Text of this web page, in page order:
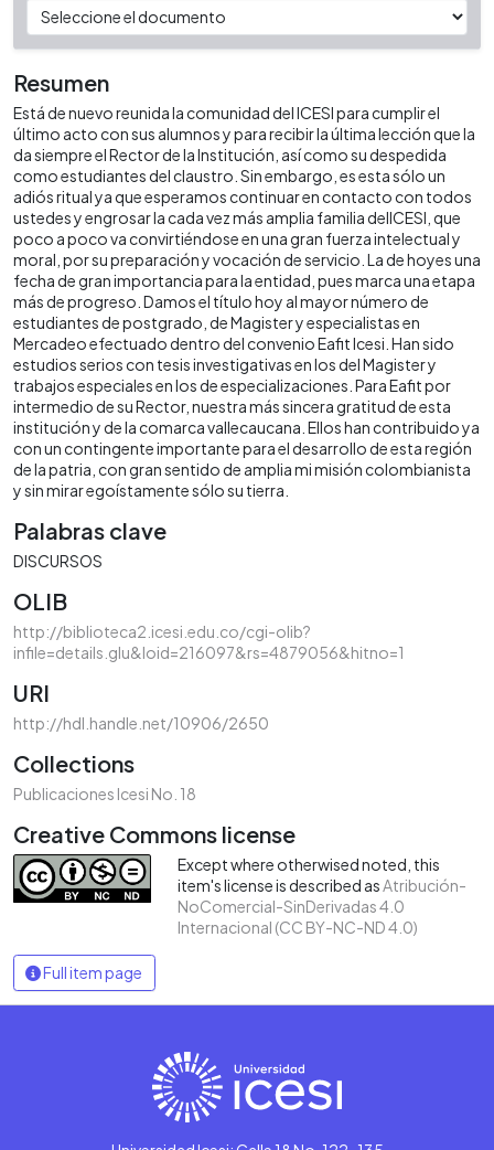
Resumen
Está de nuevo reunida la comunidad del ICESI para cumplir el
último acto con sus alumnos y para recibir la última lección que la
da siempre el Rector de la Institución, así como su despedida
como estudiantes del claustro. Sin embargo, es esta sólo un
adiós ritual ya que esperamos continuar en contacto con todos
ustedes y engrosar la cada vez más amplia familia deIICESI, que
poco a poco va convirtiéndose en una gran fuerza intelectual y
moral, por su preparación y vocación de servicio. La de hoyes una
fecha de gran importancia para la entidad, pues marca una etapa
más de progreso. Damos el título hoy al mayor número de
estudiantes de postgrado, de Magister y especialistas en
Mercadeo efectuado dentro del convenio Eafit Icesi. Han sido
estudios serios con tesis investigativas en los del Magister y
trabajos especiales en los de especializaciones. Para Eafit por
intermedio de su Rector, nuestra más sincera gratitud de esta
institución y de la comarca vallecaucana. Ellos han contribuido ya
con un contingente importante para el desarrollo de esta región
de la patria, con gran sentido de amplia mi misión colombianista
y sin mirar egoístamente sólo su tierra.
Palabras clave
DISCURSOS
OLIB
http://biblioteca2.icesi.edu.co/cgi-olib?
infile=details.glu&loid=216097&rs=4879056&hitno=1
URI
http://hdl.handle.net/10906/2650
Collections
Publicaciones Icesi No. 18
Creative Commons license
Except where otherwised noted, this
item's license is described asAtribución-
NoComercial-SinDerivadas 4.0
Internacional (CC BY-NC-ND 4.0)
Full item page